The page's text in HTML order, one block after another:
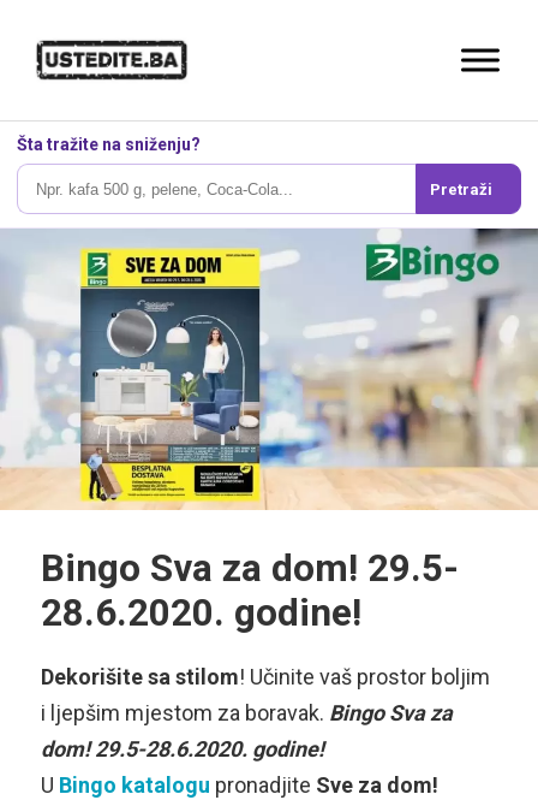
Šta tražite na sniženju?
Pretraži
Bingo Sva za dom! 29.5-
28.6.2020. godine!
Dekorišite sa stilom! Učinite vaš prostor boljim
i ljepšim mjestom za boravak. Bingo Sva za
dom! 29.5-28.6.2020. godine!
U Bingo katalogu pronadjite Sve za dom!